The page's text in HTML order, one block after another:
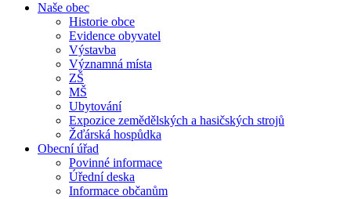
Naše obec
Historie obce
Evidence obyvatel
Výstavba
Významná místa
ZŠ
MŠ
Ubytování
Expozice zemědělských a hasičských strojů
Žďárská hospůdka
Obecní úřad
Povinné informace
Úřední deska
Informace občanům